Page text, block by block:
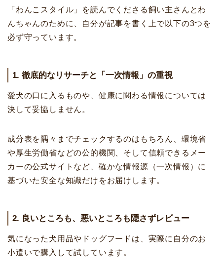
「わんこスタイル」を読んでくださる飼い主さんとわ
んちゃんのために、自分が記事を書く上で以下の3つを
必ず守っています。
1. 徹底的なリサーチと「一次情報」の重視
愛犬の口に入るものや、健康に関わる情報については
決して妥協しません。
成分表を隅々までチェックするのはもちろん、環境省
や厚生労働省などの公的機関、そして信頼できるメー
カーの公式サイトなど、確かな情報源（一次情報）に
基づいた安全な知識だけをお届けします。
2. 良いところも、悪いところも隠さずレビュー
気になった犬用品やドッグフードは、実際に自分のお
小遣いで購入して試しています。